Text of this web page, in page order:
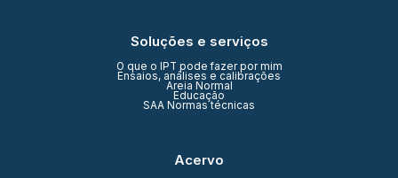
Soluções e serviços
O que o IPT pode fazer por mim
Ensaios, análises e calibrações
Areia Normal
Educação
SAA Normas técnicas
Acervo